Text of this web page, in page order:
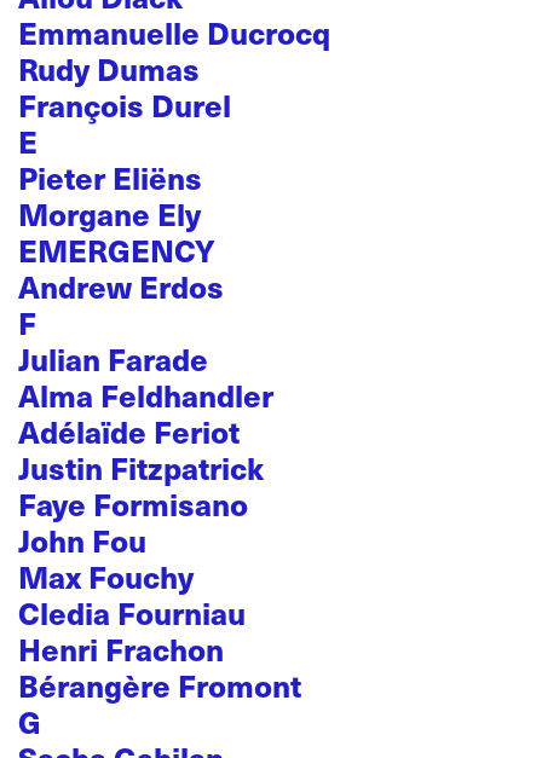
Emmanuelle Ducrocq
Rudy Dumas
François Durel
E
Pieter Eliëns
Morgane Ely
EMERGENCY
Andrew Erdos
F
Julian Farade
Alma Feldhandler
Adélaïde Feriot
Justin Fitzpatrick
Faye Formisano
John Fou
Max Fouchy
Cledia Fourniau
Henri Frachon
Bérangère Fromont
G